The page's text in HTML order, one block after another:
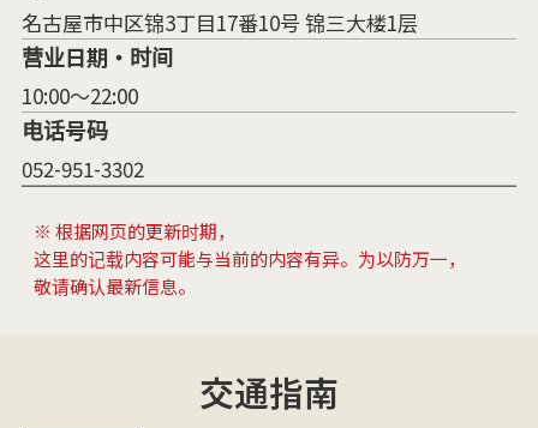
名古屋市中区锦3丁目17番10号 锦三大楼1层
营业日期・时间
10:00～22:00
电话号码
052-951-3302
※ 根据网页的更新时期，
这里的记载内容可能与当前的内容有异。为以防万一，
敬请确认最新信息。
交通指南